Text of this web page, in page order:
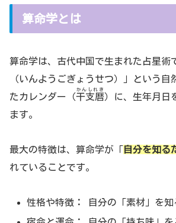
算命学とは
算命学は、古代中国で生まれた占星術
（いんようごぎょうせつ）」という自
たカレンダー（干支暦
かんしれき
）に、生年月日
ます。
最大の特徴は、算命学が「 自分を知る
れていることです。
性格や特徴 ： 自分の「素材」を知